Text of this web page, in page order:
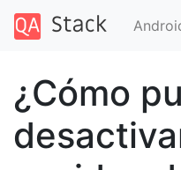
¿Cómo